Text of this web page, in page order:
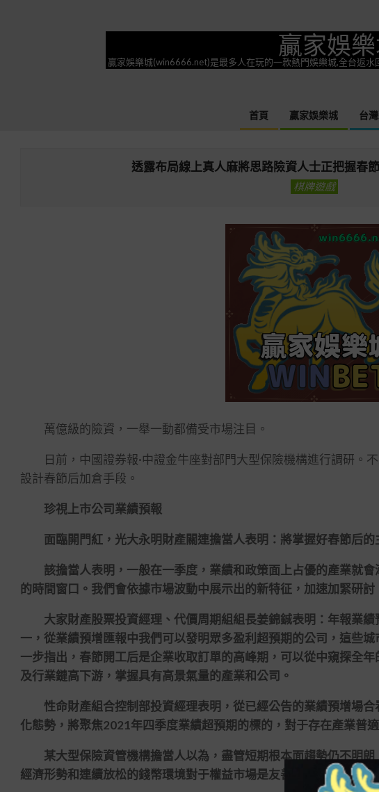
贏家娛
贏家娛樂城(win6666.net)是最多人在玩的一款熱門娛樂城,全台返
首頁 贏家娛樂城 台
透露布局線上真人麻將思路險資人士正把握春
棋牌遊戲
萬億級的險資，一舉一動都備受市場注目。
日前，中國證券報·中證金牛座對部門大型保險機構進行調研。
設計春節后加倉手段。
珍視上市公司業績預報
面臨開門紅，光大永明財產關連擔當人表明：將掌握好春節后的
該擔當人表明，一般在一季度，業績和政策面上占優的產業就會
的時間窗口。我們會依據市場波動中展示出的新特征，加速加緊研討
大家財產股票投資經理、代價周期組組長姜錦鋮表明：年報業績
一，從業績預增匯報中我們可以發明眾多盈利超預期的公司，這些城
一步指出，春節開工后是企業收取訂單的高峰期，可以從中窺探全
及行業鏈高下游，掌握具有高景氣量的產業和公司。
性命財產組合控制部投資經理表明，從已經公告的業績預增場合
化態勢，將聚焦2021年四季度業績超預期的標的，對于存在產業普
某大型保險資管機構擔當人以為，盡管短期根本面趨勢仍不明朗
經濟形勢和連續放松的錢幣環境對于權益市場是友善的，市場短期的